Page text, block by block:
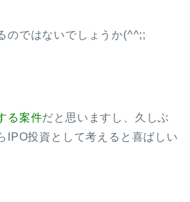
のではないでしょうか(^^;;
る案件だと思いますし、久しぶ
IPO投資として考えると喜ばしい